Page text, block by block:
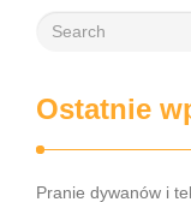
Ostatnie
Pranie dywanów i